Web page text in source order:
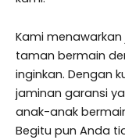
Kami
taman bermain
inginkan. Dengan
jaminan garansi
anak-anak
Begitu pun Anda